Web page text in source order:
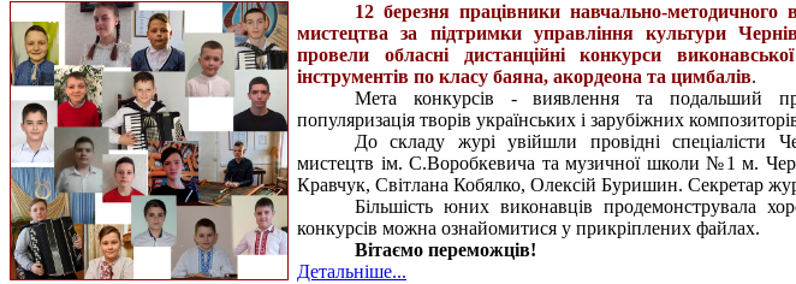
12 березня працівники навчально-методичного
мистецтва за підтримки управління культури
провели обласні дистанційні конкурси
інструментів по класу баяна, акордеона та цимбалів.
Мета конкурсів - виявлення та подальший
популяризація творів українських і зарубіжних
До складу журі увійшли провідні спеціалісти
мистецтв ім. С.Воробкевича та музичної школи №1 м.
Кравчук, Світлана Кобялко, Олексій Буришин. Секретар
Більшість юних виконавців продемонструвала
конкурсів можна ознайомитися у прикріплених файлах.
Вітаємо переможців!
Детальніше...